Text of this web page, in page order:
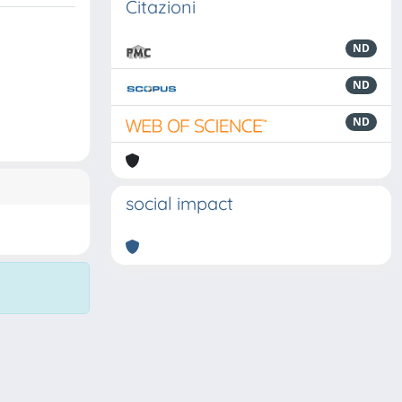
Citazioni
ND
ND
ND
social impact